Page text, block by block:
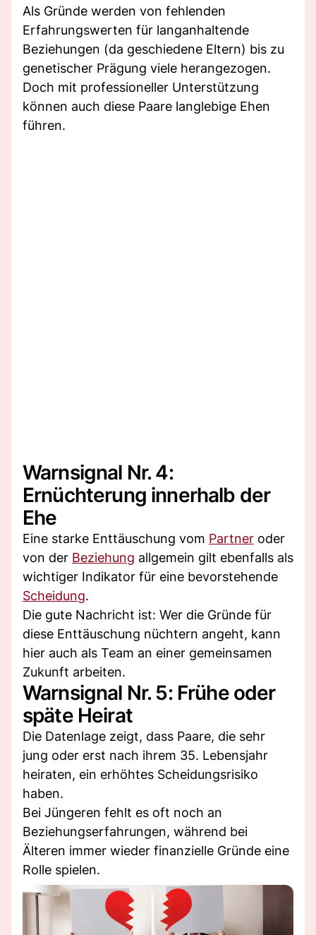
Als Gründe werden von fehlenden
Erfahrungswerten für langanhaltende
Beziehungen (da geschiedene Eltern) bis zu
genetischer Prägung viele herangezogen.
Doch mit professioneller Unterstützung
können auch diese Paare langlebige Ehen
führen.
Warnsignal Nr. 4:
Ernüchterung innerhalb der
Ehe
Eine starke Enttäuschung vom Partner oder
von der Beziehung allgemein gilt ebenfalls als
wichtiger Indikator für eine bevorstehende
Scheidung.
Die gute Nachricht ist: Wer die Gründe für
diese Enttäuschung nüchtern angeht, kann
hier auch als Team an einer gemeinsamen
Zukunft arbeiten.
Warnsignal Nr. 5: Frühe oder
späte Heirat
Die Datenlage zeigt, dass Paare, die sehr
jung oder erst nach ihrem 35. Lebensjahr
heiraten, ein erhöhtes Scheidungsrisiko
haben.
Bei Jüngeren fehlt es oft noch an
Beziehungserfahrungen, während bei
Älteren immer wieder finanzielle Gründe eine
Rolle spielen.